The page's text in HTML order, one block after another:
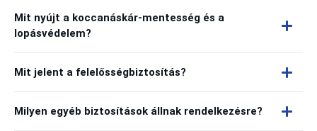
Mit nyújt a koccanáskár-mentesség és a
lopásvédelem?
Mit jelent a felelősségbiztosítás?
Milyen egyéb biztosítások állnak rendelkezésre?